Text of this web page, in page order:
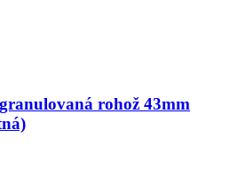
rohož 43mm